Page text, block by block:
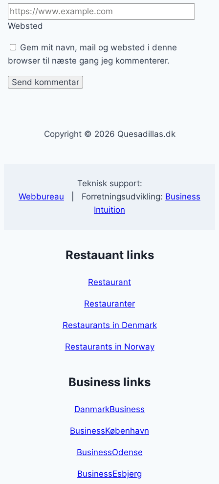
Websted
Gem mit navn, mail og websted i denne
browser til næste gang jeg kommenterer.
Copyright © 2026 Quesadillas.dk
Teknisk support:
Webbureau | Forretningsudvikling: Business
Intuition
Restauant links
Restaurant
Restauranter
Restaurants in Denmark
Restaurants in Norway
Business links
DanmarkBusiness
BusinessKøbenhavn
BusinessOdense
BusinessEsbjerg